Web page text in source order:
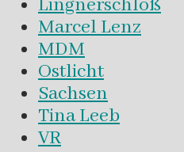
Lingnerschloß
Marcel Lenz
MDM
Ostlicht
Sachsen
Tina Leeb
VR